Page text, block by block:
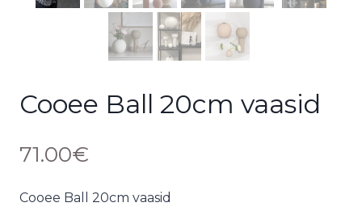
Cooee Ball 20cm vaasid
71.00€
Cooee Ball 20cm vaasid